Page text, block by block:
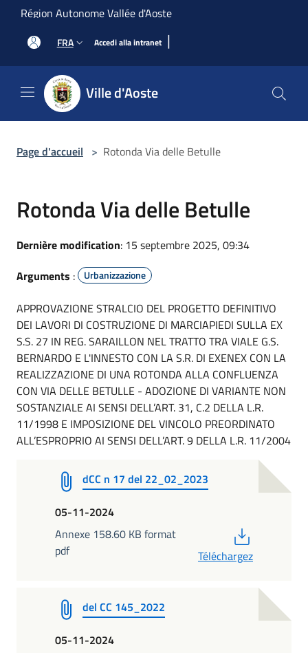
Salta al contenuto principale
Région Autonome Vallée d'Aoste
FRA Accedi alla intranet |
Ville d'Aoste
Page d'accueil > Rotonda Via delle Betulle
Rotonda Via delle Betulle
Dernière modification: 15 septembre 2025, 09:34
Arguments : Urbanizzazione
APPROVAZIONE STRALCIO DEL PROGETTO DEFINITIVO
DEI LAVORI DI COSTRUZIONE DI MARCIAPIEDI SULLA EX
S.S. 27 IN REG. SARAILLON NEL TRATTO TRA VIALE G.S.
BERNARDO E L'INNESTO CON LA S.R. DI EXENEX CON LA
REALIZZAZIONE DI UNA ROTONDA ALLA CONFLUENZA
CON VIA DELLE BETULLE - ADOZIONE DI VARIANTE NON
SOSTANZIALE AI SENSI DELL’ART. 31, C.2 DELLA L.R.
11/1998 E IMPOSIZIONE DEL VINCOLO PREORDINATO
ALL’ESPROPRIO AI SENSI DELL’ART. 9 DELLA L.R. 11/2004
dCC n 17 del 22_02_2023
05-11-2024
Annexe 158.60 KB format
pdf
Téléchargez
del CC 145_2022
05-11-2024